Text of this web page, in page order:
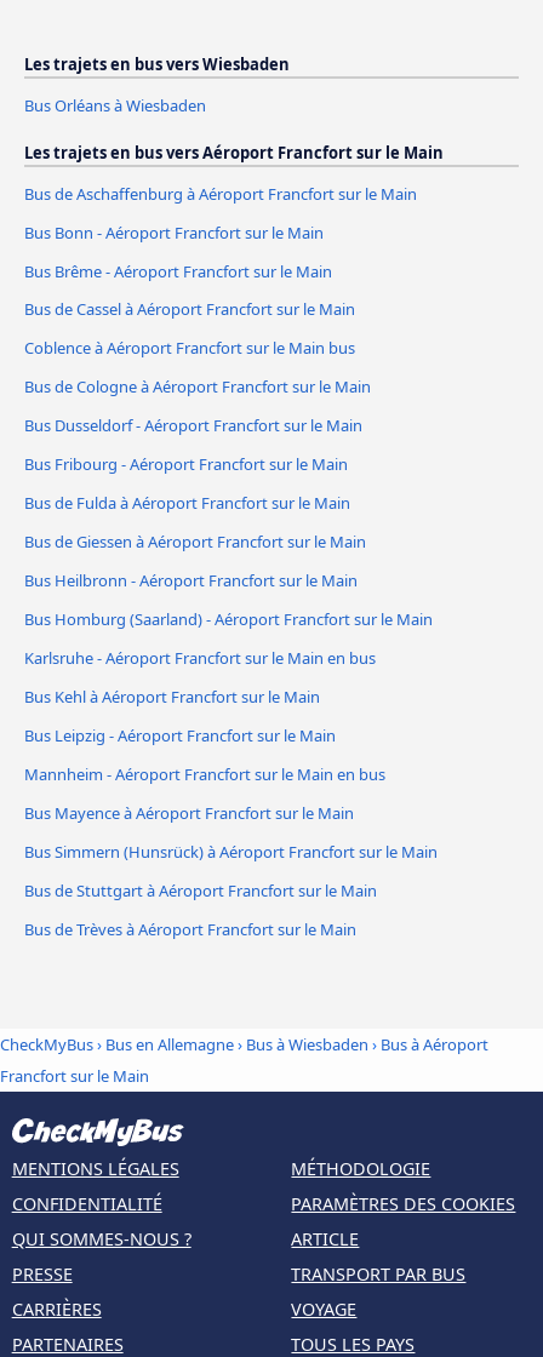
Les trajets en bus vers Wiesbaden
Bus Orléans à Wiesbaden
Les trajets en bus vers Aéroport Francfort sur le Main
Bus de Aschaffenburg à Aéroport Francfort sur le Main
Bus Bonn - Aéroport Francfort sur le Main
Bus Brême - Aéroport Francfort sur le Main
Bus de Cassel à Aéroport Francfort sur le Main
Coblence à Aéroport Francfort sur le Main bus
Bus de Cologne à Aéroport Francfort sur le Main
Bus Dusseldorf - Aéroport Francfort sur le Main
Bus Fribourg - Aéroport Francfort sur le Main
Bus de Fulda à Aéroport Francfort sur le Main
Bus de Giessen à Aéroport Francfort sur le Main
Bus Heilbronn - Aéroport Francfort sur le Main
Bus Homburg (Saarland) - Aéroport Francfort sur le Main
Karlsruhe - Aéroport Francfort sur le Main en bus
Bus Kehl à Aéroport Francfort sur le Main
Bus Leipzig - Aéroport Francfort sur le Main
Mannheim - Aéroport Francfort sur le Main en bus
Bus Mayence à Aéroport Francfort sur le Main
Bus Simmern (Hunsrück) à Aéroport Francfort sur le Main
Bus de Stuttgart à Aéroport Francfort sur le Main
Bus de Trèves à Aéroport Francfort sur le Main
CheckMyBus› Bus en Allemagne› Bus à Wiesbaden › Bus à Aéroport
Francfort sur le Main
MENTIONS LÉGALES
CONFIDENTIALITÉ
QUI SOMMES-NOUS ?
PRESSE
CARRIÈRES
PARTENAIRES
MÉTHODOLOGIE
PARAMÈTRES DES COOKIES
ARTICLE
TRANSPORT PAR BUS
VOYAGE
TOUS LES PAYS